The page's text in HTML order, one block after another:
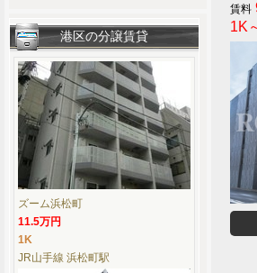
1K
港区の分譲賃貸
ズーム浜松町
11.5万円
1K
JR山手線 浜松町駅